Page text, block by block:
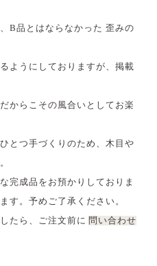
B品とはならなかった 歪みの
ようにしておりますが、掲載
からこその風合いとしてお楽
とつ手づくりのため、木目や
完成品をお預かりしておりま
す。予めご了承ください。
たら、ご注文前に 問い合わせ